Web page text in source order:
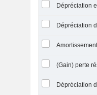
Dépréciation